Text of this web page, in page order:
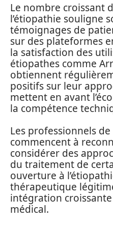
Le nombre croissant
l’étiopathie souligne
témoignages de
sur des plateformes
la satisfaction des
étiopathes comme
obtiennent
positifs sur leur
mettent en avant
la compétence
Les professionnels
commencent à
considérer des
du traitement de
ouverture à
thérapeutique
intégration
médical.